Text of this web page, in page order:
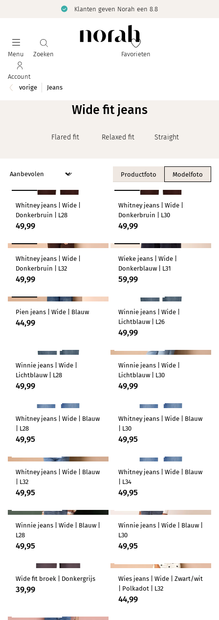
Klanten geven Norah een 8.8
Menu Zoeken Favorieten
Account
vorige
Jeans
Wide fit jeans
Flared fit Relaxed fit Straight fit
Productfoto Modelfoto
LENGTEMAAT 28
Whitney jeans | Wide |
Donkerbruin | L28
49,99
LENGTEMAAT 30
Whitney jeans | Wide |
Donkerbruin | L30
49,99
LENGTEMAAT 32
Whitney jeans | Wide |
Donkerbruin | L32
49,99
Wieke jeans | Wide |
Donkerblauw | L31
59,99
Pien jeans | Wide | Blauw
44,99
Winnie jeans | Wide |
Lichtblauw | L26
49,99
Winnie jeans | Wide |
Lichtblauw | L28
49,99
Winnie jeans | Wide |
Lichtblauw | L30
49,99
Whitney jeans | Wide | Blauw
| L28
49,95
Whitney jeans | Wide | Blauw
| L30
49,95
Whitney jeans | Wide | Blauw
| L32
49,95
Whitney jeans | Wide | Blauw
| L34
49,95
Winnie jeans | Wide | Blauw |
L28
49,95
Winnie jeans | Wide | Blauw |
L30
49,95
Wide fit broek | Donkergrijs
39,99
Wies jeans | Wide | Zwart/wit
| Polkadot | L32
44,99